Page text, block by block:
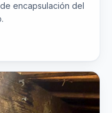
encapsulación del